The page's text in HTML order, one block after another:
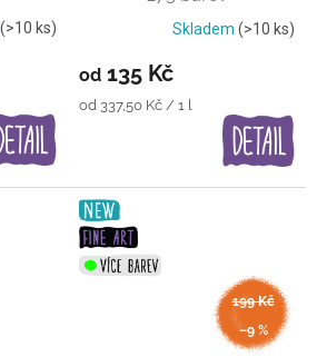
(>10 ks) Skladem (>10 ks)
od 135 Kč
Měrná
od 337,50 Kč / 1 l
199 Kč
–9 %